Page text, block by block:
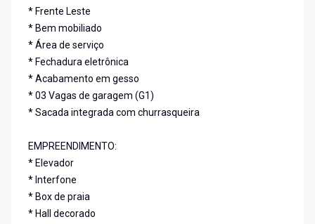
* Frente Leste
* Bem mobiliado
* Área de serviço
* Fechadura eletrônica
* Acabamento em gesso
* 03 Vagas de garagem (G1)
* Sacada integrada com churrasqueira
EMPREENDIMENTO:
* Elevador
* Interfone
* Box de praia
* Hall decorado